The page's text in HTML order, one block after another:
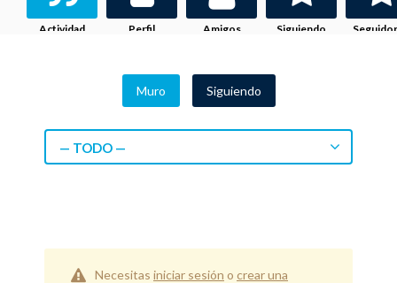
Actividad Perfil Amigos Siguiendo
Muro Siguiendo
— TODO —
Necesitas iniciar sesión o crear una